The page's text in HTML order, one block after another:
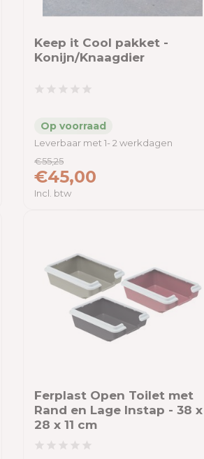
Keep it Cool pakket -
Konijn/Knaagdier
Leverbaar met 1- 2 werkdagen
€55,25
€45,00
Incl. btw
Ferplast Open Toilet met
Rand en Lage Instap - 38 x
28 x 11 cm